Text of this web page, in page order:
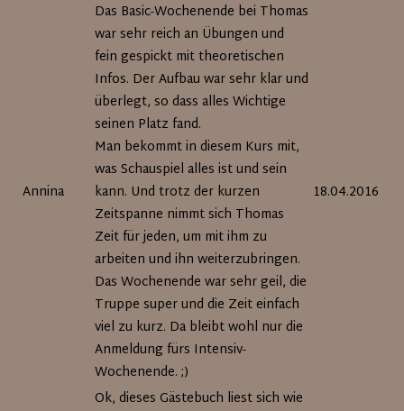
Annina
Das Basic-Wochenende bei Thomas
war sehr reich an Übungen und
fein gespickt mit theoretischen
Infos. Der Aufbau war sehr klar und
überlegt, so dass alles Wichtige
seinen Platz fand.
Man bekommt in diesem Kurs mit,
was Schauspiel alles ist und sein
kann. Und trotz der kurzen
Zeitspanne nimmt sich Thomas
Zeit für jeden, um mit ihm zu
arbeiten und ihn weiterzubringen.
Das Wochenende war sehr geil, die
Truppe super und die Zeit einfach
viel zu kurz. Da bleibt wohl nur die
Anmeldung fürs Intensiv-
Wochenende. ;)
18.04.2016
Ok, dieses Gästebuch liest sich wie